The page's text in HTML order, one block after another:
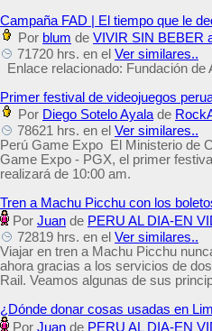
Campaña FAD | El tiempo que le
Por blum de VIVIR SIN BEBER
71720 hrs. en el Ver similares..
Enlace relacionado: Fundación
Primer festival de videojuegos
Por Diego Sotelo Ayala de
78621 hrs. en el Ver similares..
Perú Game Expo El Ministerio de
Game Expo - PGX, el primer
realizará de 10:00 am.
Tren a Machu Picchu con los
Por Juan de PERU AL DIA-EN
72819 hrs. en el Ver similares..
Viajar en tren a Machu Picchu
ahora gracias a los servicios de
Rail. Veamos algunas de sus
¿Dónde donar cosas usadas en
Por Juan de PERU AL DIA-EN